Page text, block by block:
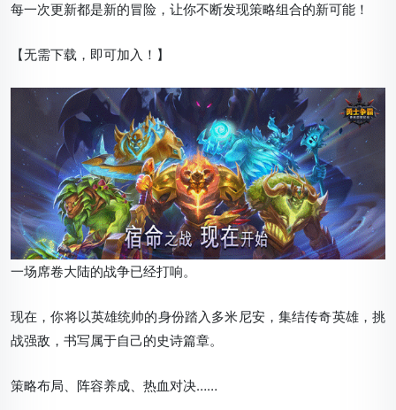
每一次更新都是新的冒险，让你不断发现策略组合的新可能！
【无需下载，即可加入！】
一场席卷大陆的战争已经打响。
现在，你将以英雄统帅的身份踏入多米尼安，集结传奇英雄，挑
战强敌，书写属于自己的史诗篇章。
策略布局、阵容养成、热血对决……